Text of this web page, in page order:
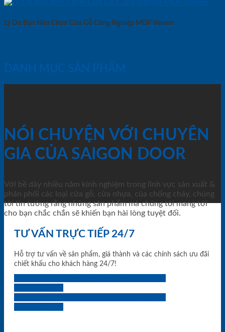
Lý Do Bạn Nên Chọn Cửa Gỗ Công Nghiệp MDF Veneer
DANH MỤC SẢN PHẨM
NÓI CHUYỆN VỚI CHUYÊN
GIA CỦA SAIGON DOOR
Với bề dày nhiều năm kinh nghiệm trong lĩnh vực sản xuất &
phân phối các loại cửa gỗ, cửa nhựa, của chống cháy, chúng
tôi tin tưởng rằng những sản phẩm mà chúng tôi mang tới
cho bạn chắc chắn sẽ khiến bạn hài lòng tuyệt đối.
TƯ VẤN TRỰC TIẾP 24/7
Hỗ trợ tư vấn về sản phẩm, giá thành và các chính sách ưu đãi
chiết khấu cho khách hàng 24/7!